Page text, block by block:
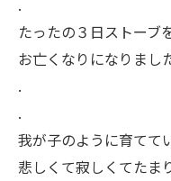
たったの３日ストーブ
お亡くなりになりまし
.
.
我が子のように育てて
悲しくて寂しくてたま